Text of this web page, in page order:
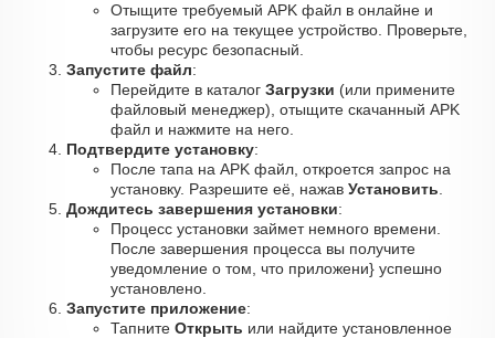
Отыщите требуемый APK файл в онлайне и
загрузите его на текущее устройство. Проверьте,
чтобы ресурс безопасный.
Запустите файл:
Перейдите в каталог Загрузки (или примените
файловый менеджер), отыщите скачанный APK
файл и нажмите на него.
Подтвердите установку:
После тапа на APK файл, откроется запрос на
установку. Разрешите её, нажав Установить
Дождитесь завершения установки:
Процесс установки займет немного времени.
После завершения процесса вы получите
уведомление о том, что приложени} успешно
установлено.
Запустите приложение:
Тапните Открыть или найдите установленное